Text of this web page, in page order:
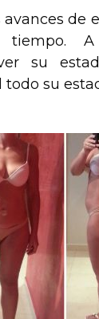
avances de
tiempo.
su
todo su